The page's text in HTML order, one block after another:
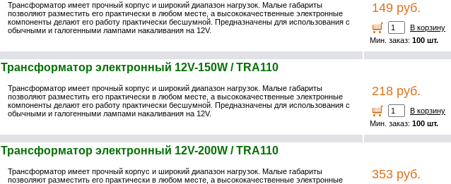
Трансформатор имеет прочный корпус и широкий диапазон нагрузок. Малые габариты
позволяют разместить его практически в любом месте, а высококачественные электронные
компоненты делают его работу практически бесшумной. Предназначены для использования с
обычными и галогенными лампами накаливания на 12V.
149 руб.
В корзину
Мин. заказ: 100 шт.
Трансформатор электронный 12V-150W / TRA110
Трансформатор имеет прочный корпус и широкий диапазон нагрузок. Малые габариты
позволяют разместить его практически в любом месте, а высококачественные электронные
компоненты делают его работу практически бесшумной. Предназначены для использования с
обычными и галогенными лампами накаливания на 12V.
218 руб.
В корзину
Мин. заказ: 100 шт.
Трансформатор электронный 12V-200W / TRA110
Трансформатор имеет прочный корпус и широкий диапазон нагрузок. Малые габариты
позволяют разместить его практически в любом месте, а высококачественные электронные
353 руб.